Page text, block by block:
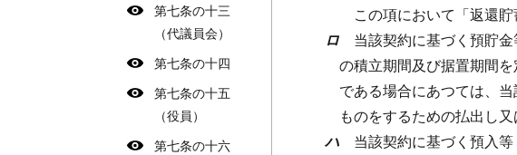
第七条の十三
（代議員会）
第七条の十四
第七条の十五
（役員）
第七条の十六
この項において「返還
ロ 当該契約に基づく預貯
の積立期間及び据置期間
である場合にあつては、
ものをするための払出し
ハ 当該契約に基づく預入